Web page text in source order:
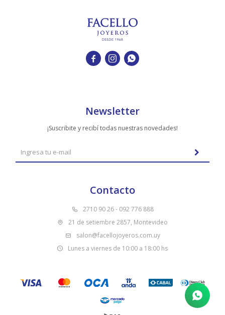
  
Contacto
2710 90 26 - 092 776 888
21 de setiembre 2857, Montevideo
salon@facellojoyeros.com.uy
Lunes a viernes de 10:00 a 18:00 hs
Newsletter
¡Suscribite y recibí todas nuestras novedades!